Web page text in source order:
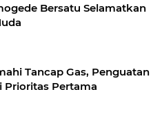
Bersatu Selamatkan
Tancap Gas, Penguatan
Prioritas Pertama